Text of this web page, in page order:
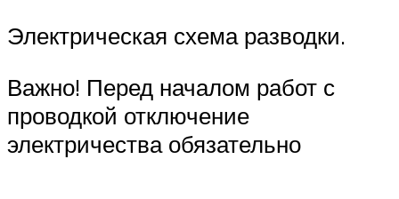
Электрическая схема разводки.
Важно! Перед началом работ с
проводкой отключение
электричества обязательно